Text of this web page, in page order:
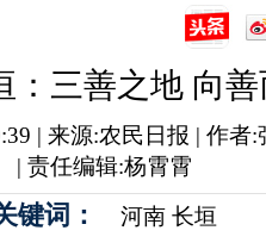
：三善之地 向
| 来源:农民日报 | 作者
| 责任编辑:杨霄霄
键词： 河南 长垣